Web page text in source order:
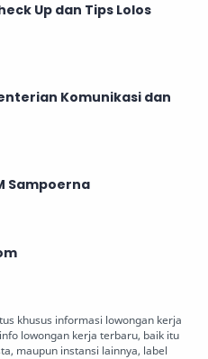
Up dan Tips Lolos
Komunikasi dan
Sampoerna
khusus informasi lowongan kerja
lowongan kerja terbaru, baik itu
maupun instansi lainnya, label